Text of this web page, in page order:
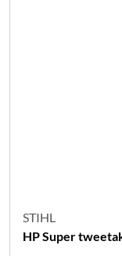
STIHL
HP Super